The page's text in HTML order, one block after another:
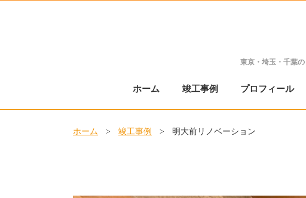
東京・埼玉・千葉の
ホーム 竣工事例 プロフィール
ホーム > 竣工事例 > 明大前リノベーション